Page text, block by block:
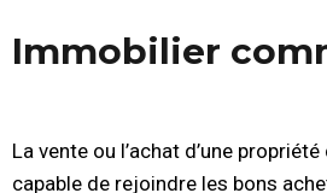
Immobilier
La vente ou l’achat d’une
capable de rejoindre les bons